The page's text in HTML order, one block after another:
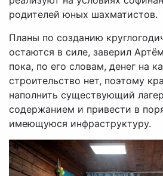
родителей юных шахматистов.
Планы по созданию
остаются в силе, заверил
пока, по его словам, денег на
строительство нет, поэтому
наполнить существующий
содержанием и привести в
имеющуюся инфраструктуру.